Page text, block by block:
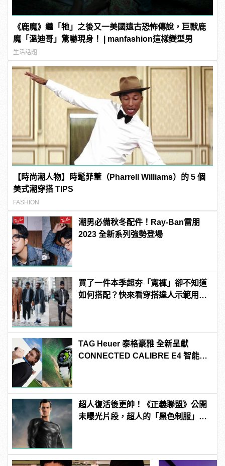
《鹿魔》繼「牠」之後又一美國遠古恐怖傳說，巨獸鹿
魔「溫迪哥」驚嚇現身！ | manfashion這樣變型男
生活話題
【時尚潮人物】時髦菲董（Pharrell Williams）的 5 個
美式潮穿搭 TIPS
FASHION
潮男必備秋冬配件！Ray-Ban雷朋
2023 全新系列強勢登場
買了一件本季超夯「寬褲」卻不知道
如何搭配？快來看穿搭達人示範用寬
TAG Heuer 泰格豪雅 全新呈獻
CONNECTED CALIBRE E4 智能腕
超人復活後更帥！《正義聯盟》公開
未曝光片段，超人的「黑色制服」首